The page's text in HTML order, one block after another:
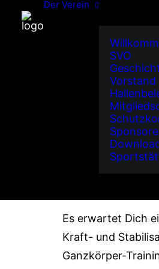
Der Verein
SVO
Vorstand
Es erwartet Dich
Kraft- und
Ganzkörper-